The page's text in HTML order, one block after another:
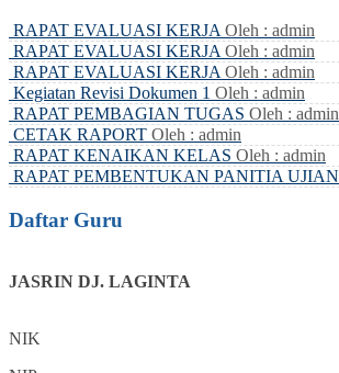
RAPAT EVALUASI KERJA Oleh : admin
RAPAT EVALUASI KERJA Oleh : admin
RAPAT EVALUASI KERJA Oleh : admin
Kegiatan Revisi Dokumen 1 Oleh : admin
RAPAT PEMBAGIAN TUGAS Oleh : admin
CETAK RAPORT Oleh : admin
RAPAT KENAIKAN KELAS Oleh : admin
RAPAT PEMBENTUKAN PANITIA UJIAN
Daftar Guru
JASRIN DJ. LAGINTA
NIK